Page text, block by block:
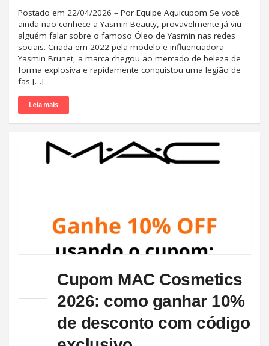
Postado em 22/04/2026 – Por Equipe Aquicupom Se você
ainda não conhece a Yasmin Beauty, provavelmente já viu
alguém falar sobre o famoso Óleo de Yasmin nas redes
sociais. Criada em 2022 pela modelo e influenciadora
Yasmin Brunet, a marca chegou ao mercado de beleza de
forma explosiva e rapidamente conquistou uma legião de
fãs […]
Leia mais
Cupom MAC Cosmetics
2026: como ganhar 10%
de desconto com código